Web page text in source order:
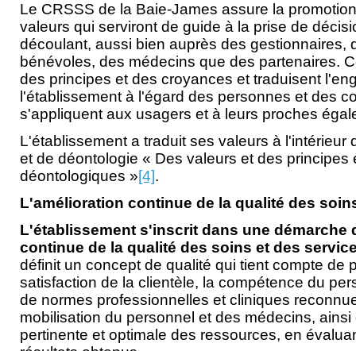
Le CRSSS de la Baie-James assure la
valeurs qui serviront de guide à la prise de
découlant, aussi bien auprès des gestionnaires,
bénévoles, des médecins que des partenaires.
des principes et des croyances et traduisent
l'établissement à l'égard des personnes et des
s'appliquent aux usagers et à leurs proches
L'établissement a traduit ses valeurs à l'intérieur
et de déontologie « Des valeurs et des principes
déontologiques »[4].
L'amélioration continue de la qualité des
L'établissement s'inscrit dans une démarche
continue de la qualité des soins et des
définit un concept de qualité qui tient compte de
satisfaction de la clientèle, la compétence du
de normes professionnelles et cliniques
mobilisation du personnel et des médecins,
pertinente et optimale des ressources, en